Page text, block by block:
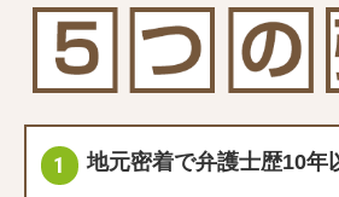
地元密着で弁護士歴10年